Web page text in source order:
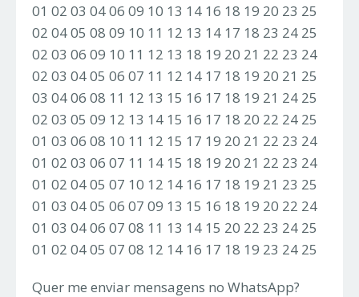
01 02 03 04 06 09 10 13 14 16 18 19 20 23 25
02 04 05 08 09 10 11 12 13 14 17 18 23 24 25
02 03 06 09 10 11 12 13 18 19 20 21 22 23 24
02 03 04 05 06 07 11 12 14 17 18 19 20 21 25
03 04 06 08 11 12 13 15 16 17 18 19 21 24 25
02 03 05 09 12 13 14 15 16 17 18 20 22 24 25
01 03 06 08 10 11 12 15 17 19 20 21 22 23 24
01 02 03 06 07 11 14 15 18 19 20 21 22 23 24
01 02 04 05 07 10 12 14 16 17 18 19 21 23 25
01 03 04 05 06 07 09 13 15 16 18 19 20 22 24
01 03 04 06 07 08 11 13 14 15 20 22 23 24 25
01 02 04 05 07 08 12 14 16 17 18 19 23 24 25
Quer me enviar mensagens no WhatsApp?